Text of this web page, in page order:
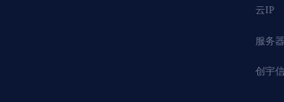
云IP
服务
创宇